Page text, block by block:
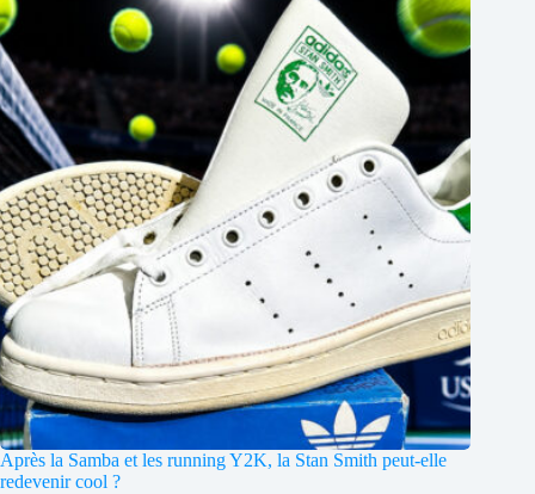
Après la Samba et les running Y2K, la Stan Smith peut-elle
redevenir cool ?